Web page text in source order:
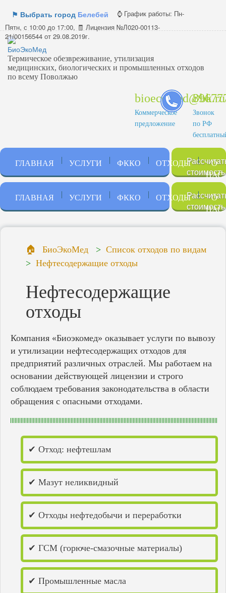
⚑ Выбрать город Белебей ⌚ График работы: Пн-
Пятн, с 10:00 до 17:00, 🧾 Лицензия №Л020-00113-
21/00156544 от 29.08.2019г.
Термическое обезвреживание, утилизация
медицинских, биологических и промышленных отходов
по всему Поволжью
bioecomed@bk.ru
Коммерческое
предложение
Звонок
по РФ
ГЛАВНАЯ УСЛУГИ ФККО ОТХОДЫ
О
НАС
стоимость
ГЛАВНАЯ УСЛУГИ ФККО ОТХОДЫ
О
НАС
стоимость
БиоЭкоМед
Список отходов по видам
Нефтесодержащие отходы
Нефтесодержащие
отходы
Компания «Биоэкомед» оказывает услуги по вывозу
и утилизации нефтесодержащих отходов для
предприятий различных отраслей. Мы работаем на
основании действующей лицензии и строго
соблюдаем требования законодательства в области
обращения с опасными отходами.
✔ Отход: нефтешлам
✔ Мазут неликвидный
✔ Отходы нефтедобычи и переработки
✔ ГСМ (горюче-смазочные материалы)
✔ Промышленные масла